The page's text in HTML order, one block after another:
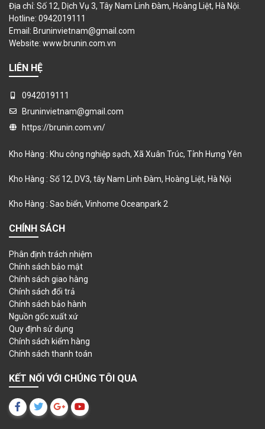
Địa chỉ: Số 12, Dịch Vụ 3, Tây Nam Linh Đàm, Hoàng Liệt, Hà Nội.
Hotline: 0942019111
Email: Bruninvietnam@gmail.com
Website: www.brunin.com.vn
LIÊN HỆ
0942019111
Bruninvietnam@gmail.com
https://brunin.com.vn/
Kho Hàng : Khu công nghiệp sạch, Xã Xuân Trúc, Tỉnh Hưng Yên
Kho Hàng : Số 12, DV3, tây Nam Linh Đàm, Hoàng Liệt, Hà Nội
Kho Hàng : Sao biển, Vinhome Oceanpark 2
CHÍNH SÁCH
Phân định trách nhiệm
Chính sách bảo mật
Chính sách giao hàng
Chính sách đổi trả
Chính sách bảo hành
Nguồn gốc xuất xứ
Quy định sử dụng
Chính sách kiểm hàng
Chính sách thanh toán
KẾT NỐI VỚI CHÚNG TÔI QUA